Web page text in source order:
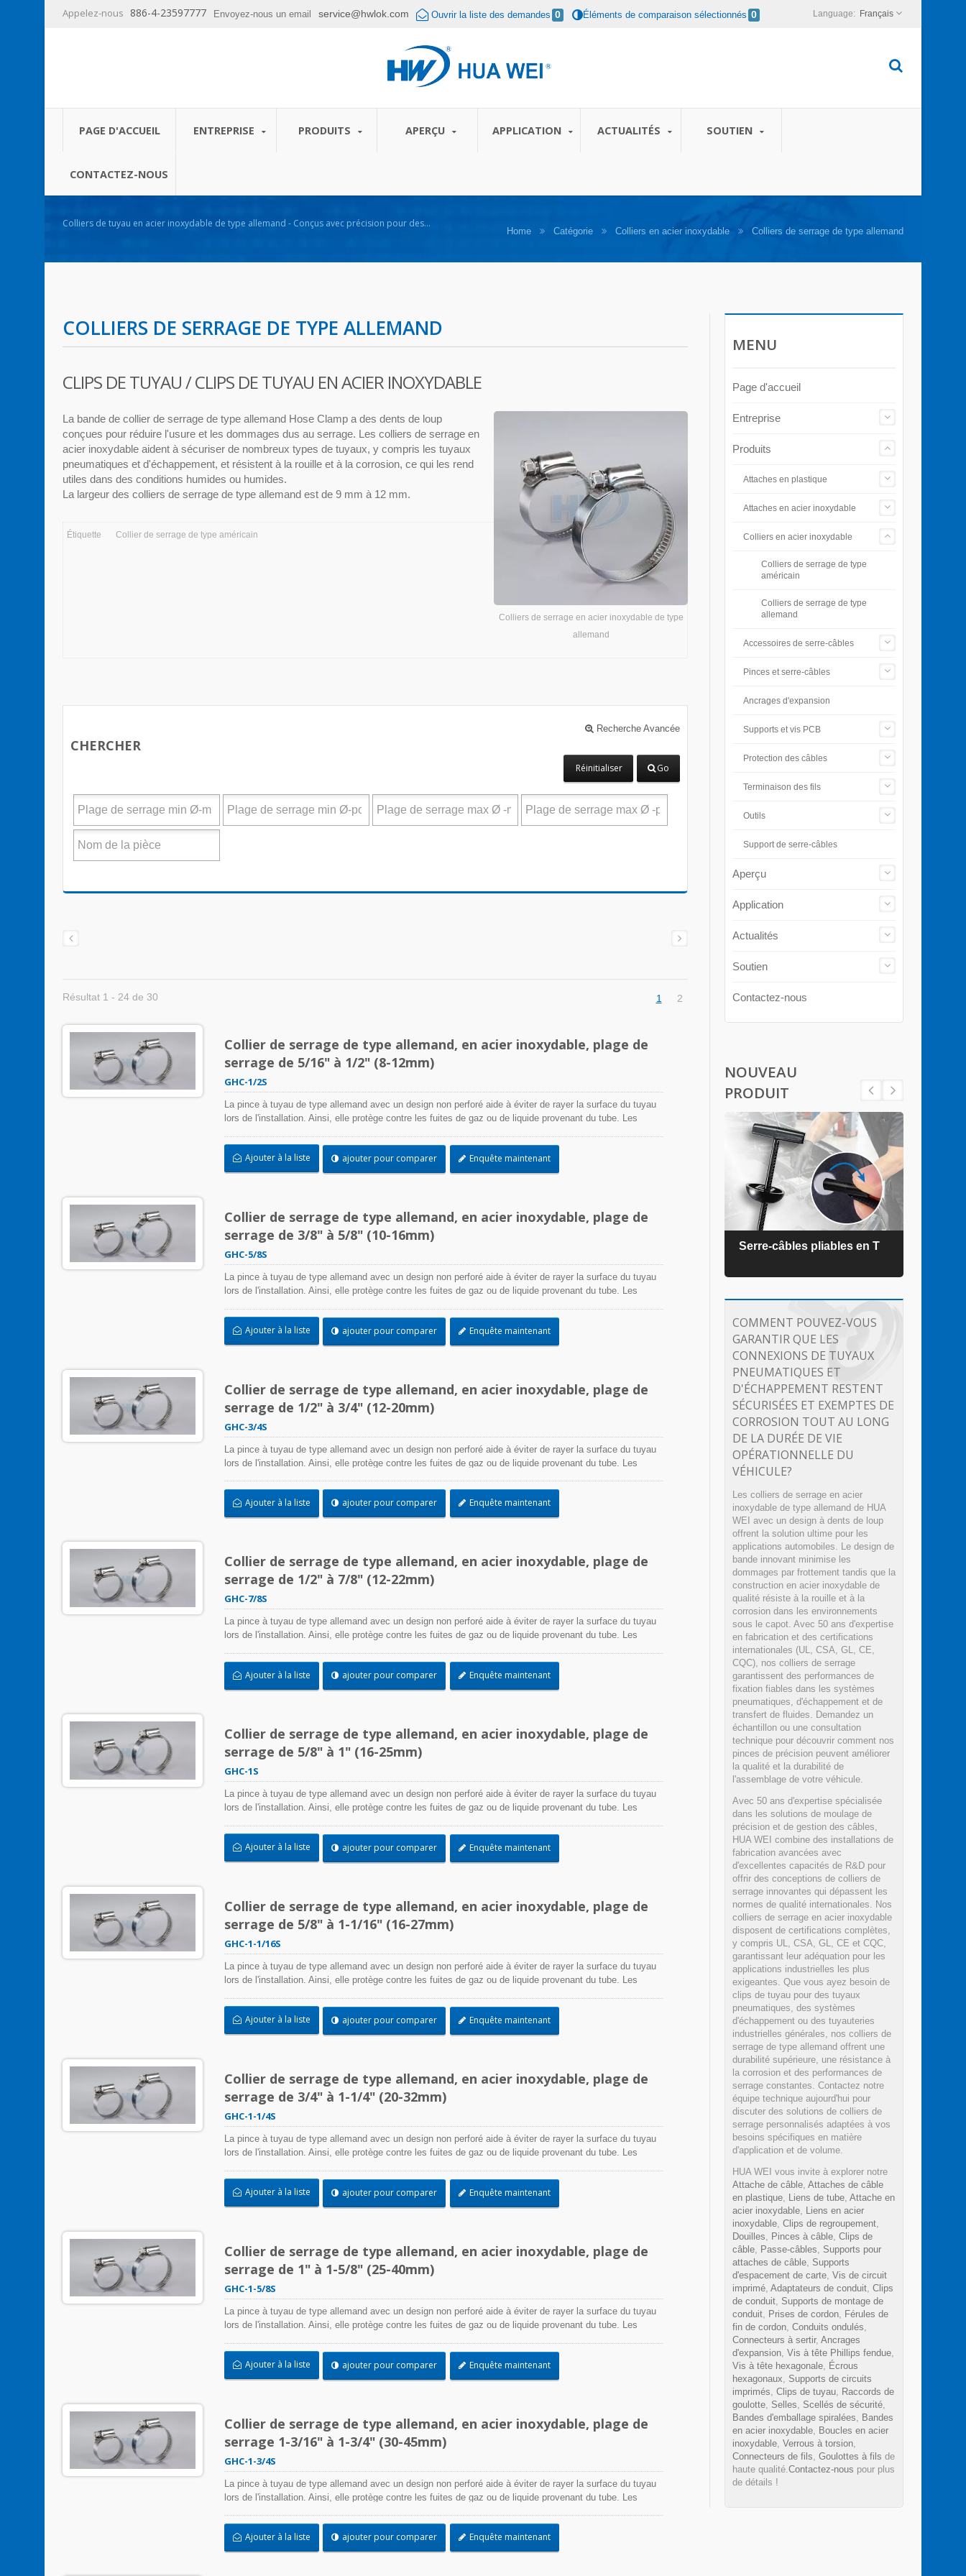
Appelez-nous 886-4-23597777 Envoyez-nous un email service@hwlok.com Ouvrir la liste des demandes 0 Éléments de comparaison sélectionnés 0 Français
PAGE D'ACCUEIL ENTREPRISE PRODUITS APERÇU APPLICATION ACTUALITÉS SOUTIEN
CONTACTEZ-NOUS
Colliers de tuyau en acier inoxydable de type allemand - Conçus avec précision pour des
Home Catégorie Colliers en acier inoxydable Colliers de serrage de type allemand
COLLIERS DE SERRAGE DE TYPE ALLEMAND
CLIPS DE TUYAU / CLIPS DE TUYAU EN ACIER INOXYDABLE
Colliers de serrage en acier inoxydable de type
allemand
La bande de collier de serrage de type allemand Hose Clamp a des dents de loup
conçues pour réduire l'usure et les dommages dus au serrage. Les colliers de serrage en
acier inoxydable aident à sécuriser de nombreux types de tuyaux, y compris les tuyaux
pneumatiques et d'échappement, et résistent à la rouille et à la corrosion, ce qui les rend
utiles dans des conditions humides ou humides.
La largeur des colliers de serrage de type allemand est de 9 mm à 12 mm.
Étiquette Collier de serrage de type américain
Recherche Avancée
CHERCHER
Go
Réinitialiser
Résultat 1 - 24 de 30 1 2
Collier de serrage de type allemand, en acier inoxydable, plage de
serrage de 5/16" à 1/2" (8-12mm)
GHC-1/2S
La pince à tuyau de type allemand avec un design non perforé aide à éviter de rayer la surface du tuyau
lors de l'installation. Ainsi, elle protège contre les fuites de gaz ou de liquide provenant du tube. Les
entrée/sortie, et plus encore lorsque des conditions environnementales difficiles peuvent affecter
négativement l'application de serrage. Utilisés là où la corrosion, les vibrations, l'exposition aux
intempéries, les radiations et les extrêmes de température sont préoccupants, les colliers de serrage en
Ajouter à la liste ajouter pour comparer Enquête maintenant
Collier de serrage de type allemand, en acier inoxydable, plage de
serrage de 3/8" à 5/8" (10-16mm)
GHC-5/8S
La pince à tuyau de type allemand avec un design non perforé aide à éviter de rayer la surface du tuyau
lors de l'installation. Ainsi, elle protège contre les fuites de gaz ou de liquide provenant du tube. Les
entrée/sortie, et plus encore lorsque des conditions environnementales difficiles peuvent affecter
négativement l'application de serrage. Utilisés là où la corrosion, les vibrations, l'exposition aux
intempéries, les radiations et les extrêmes de température sont préoccupants, les colliers de serrage en
Ajouter à la liste ajouter pour comparer Enquête maintenant
Collier de serrage de type allemand, en acier inoxydable, plage de
serrage de 1/2" à 3/4" (12-20mm)
GHC-3/4S
La pince à tuyau de type allemand avec un design non perforé aide à éviter de rayer la surface du tuyau
lors de l'installation. Ainsi, elle protège contre les fuites de gaz ou de liquide provenant du tube. Les
entrée/sortie, et plus encore lorsque des conditions environnementales difficiles peuvent affecter
négativement l'application de serrage. Utilisés là où la corrosion, les vibrations, l'exposition aux
intempéries, les radiations et les extrêmes de température sont préoccupants, les colliers de serrage en
Ajouter à la liste ajouter pour comparer Enquête maintenant
Collier de serrage de type allemand, en acier inoxydable, plage de
serrage de 1/2" à 7/8" (12-22mm)
GHC-7/8S
La pince à tuyau de type allemand avec un design non perforé aide à éviter de rayer la surface du tuyau
lors de l'installation. Ainsi, elle protège contre les fuites de gaz ou de liquide provenant du tube. Les
entrée/sortie, et plus encore lorsque des conditions environnementales difficiles peuvent affecter
négativement l'application de serrage. Utilisés là où la corrosion, les vibrations, l'exposition aux
intempéries, les radiations et les extrêmes de température sont préoccupants, les colliers de serrage en
Ajouter à la liste ajouter pour comparer Enquête maintenant
Collier de serrage de type allemand, en acier inoxydable, plage de
serrage de 5/8" à 1" (16-25mm)
GHC-1S
La pince à tuyau de type allemand avec un design non perforé aide à éviter de rayer la surface du tuyau
lors de l'installation. Ainsi, elle protège contre les fuites de gaz ou de liquide provenant du tube. Les
entrée/sortie, et plus encore lorsque des conditions environnementales difficiles peuvent affecter
négativement l'application de serrage. Utilisés là où la corrosion, les vibrations, l'exposition aux
intempéries, les radiations et les extrêmes de température sont préoccupants, les colliers de serrage en
Ajouter à la liste ajouter pour comparer Enquête maintenant
Collier de serrage de type allemand, en acier inoxydable, plage de
serrage de 5/8" à 1-1/16" (16-27mm)
GHC-1-1/16S
La pince à tuyau de type allemand avec un design non perforé aide à éviter de rayer la surface du tuyau
lors de l'installation. Ainsi, elle protège contre les fuites de gaz ou de liquide provenant du tube. Les
entrée/sortie, et plus encore lorsque des conditions environnementales difficiles peuvent affecter
négativement l'application de serrage. Utilisés là où la corrosion, les vibrations, l'exposition aux
intempéries, les radiations et les extrêmes de température sont préoccupants, les colliers de serrage en
Ajouter à la liste ajouter pour comparer Enquête maintenant
Collier de serrage de type allemand, en acier inoxydable, plage de
serrage de 3/4" à 1-1/4" (20-32mm)
GHC-1-1/4S
La pince à tuyau de type allemand avec un design non perforé aide à éviter de rayer la surface du tuyau
lors de l'installation. Ainsi, elle protège contre les fuites de gaz ou de liquide provenant du tube. Les
entrée/sortie, et plus encore lorsque des conditions environnementales difficiles peuvent affecter
négativement l'application de serrage. Utilisés là où la corrosion, les vibrations, l'exposition aux
intempéries, les radiations et les extrêmes de température sont préoccupants, les colliers de serrage en
Ajouter à la liste ajouter pour comparer Enquête maintenant
Collier de serrage de type allemand, en acier inoxydable, plage de
serrage de 1" à 1-5/8" (25-40mm)
GHC-1-5/8S
La pince à tuyau de type allemand avec un design non perforé aide à éviter de rayer la surface du tuyau
lors de l'installation. Ainsi, elle protège contre les fuites de gaz ou de liquide provenant du tube. Les
entrée/sortie, et plus encore lorsque des conditions environnementales difficiles peuvent affecter
négativement l'application de serrage. Utilisés là où la corrosion, les vibrations, l'exposition aux
intempéries, les radiations et les extrêmes de température sont préoccupants, les colliers de serrage en
Ajouter à la liste ajouter pour comparer Enquête maintenant
Collier de serrage de type allemand, en acier inoxydable, plage de
serrage 1-3/16" à 1-3/4" (30-45mm)
GHC-1-3/4S
La pince à tuyau de type allemand avec un design non perforé aide à éviter de rayer la surface du tuyau
lors de l'installation. Ainsi, elle protège contre les fuites de gaz ou de liquide provenant du tube. Les
entrée/sortie, et plus encore lorsque des conditions environnementales difficiles peuvent affecter
négativement l'application de serrage. Utilisés là où la corrosion, les vibrations, l'exposition aux
intempéries, les radiations et les extrêmes de température sont préoccupants, les colliers de serrage en
Ajouter à la liste ajouter pour comparer Enquête maintenant
MENU
Page d'accueil
Entreprise
Produits
Attaches en plastique
Attaches en acier inoxydable
Colliers en acier inoxydable
Colliers de serrage de type
américain
Colliers de serrage de type
allemand
Accessoires de serre-câbles
Pinces et serre-câbles
Ancrages d'expansion
Supports et vis PCB
Protection des câbles
Terminaison des fils
Outils
Support de serre-câbles
Aperçu
Application
Actualités
Soutien
Contactez-nous
NOUVEAU
PRODUIT
Serre-câbles pliables en T
COMMENT POUVEZ-VOUS
GARANTIR QUE LES
CONNEXIONS DE TUYAUX
PNEUMATIQUES ET
D'ÉCHAPPEMENT RESTENT
SÉCURISÉES ET EXEMPTES DE
CORROSION TOUT AU LONG
DE LA DURÉE DE VIE
OPÉRATIONNELLE DU
VÉHICULE?
Les colliers de serrage en acier
inoxydable de type allemand de HUA
WEI avec un design à dents de loup
offrent la solution ultime pour les
applications automobiles. Le design de
bande innovant minimise les
dommages par frottement tandis que la
construction en acier inoxydable de
qualité résiste à la rouille et à la
corrosion dans les environnements
sous le capot. Avec 50 ans d'expertise
en fabrication et des certifications
internationales (UL, CSA, GL, CE,
CQC), nos colliers de serrage
garantissent des performances de
fixation fiables dans les systèmes
pneumatiques, d'échappement et de
transfert de fluides. Demandez un
échantillon ou une consultation
technique pour découvrir comment nos
pinces de précision peuvent améliorer
la qualité et la durabilité de
l'assemblage de votre véhicule.
Avec 50 ans d'expertise spécialisée
dans les solutions de moulage de
précision et de gestion des câbles,
HUA WEI combine des installations de
fabrication avancées avec
d'excellentes capacités de R&D pour
offrir des conceptions de colliers de
serrage innovantes qui dépassent les
normes de qualité internationales. Nos
colliers de serrage en acier inoxydable
disposent de certifications complètes,
y compris UL, CSA, GL, CE et CQC,
garantissant leur adéquation pour les
applications industrielles les plus
exigeantes. Que vous ayez besoin de
clips de tuyau pour des tuyaux
pneumatiques, des systèmes
d'échappement ou des tuyauteries
industrielles générales, nos colliers de
serrage de type allemand offrent une
durabilité supérieure, une résistance à
la corrosion et des performances de
serrage constantes. Contactez notre
équipe technique aujourd'hui pour
discuter des solutions de colliers de
serrage personnalisés adaptées à vos
besoins spécifiques en matière
d'application et de volume.
HUA WEI vous invite à explorer notre
Attache de câble, Attaches de câble
en plastique, Liens de tube, Attache en
acier inoxydable, Liens en acier
inoxydable, Clips de regroupement,
Douilles, Pinces à câble, Clips de
câble, Passe-câbles, Supports pour
attaches de câble, Supports
d'espacement de carte, Vis de circuit
imprimé, Adaptateurs de conduit, Clips
de conduit, Supports de montage de
conduit, Prises de cordon, Férules de
fin de cordon, Conduits ondulés,
Connecteurs à sertir, Ancrages
d'expansion, Vis à tête Phillips fendue,
Vis à tête hexagonale, Écrous
hexagonaux, Supports de circuits
imprimés, Clips de tuyau, Raccords de
goulotte, Selles, Scellés de sécurité,
Bandes d'emballage spiralées, Bandes
en acier inoxydable, Boucles en acier
inoxydable, Verrous à torsion,
Connecteurs de fils, Goulottes à fils de
haute qualité.Contactez-nous pour plus
de détails !